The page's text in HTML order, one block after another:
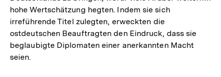
hohe Wertschätzung hegten. Indem sie sich
irreführende Titel zulegten, erweckten die
ostdeutschen Beauftragten den Eindruck, dass sie
beglaubigte Diplomaten einer anerkannten Macht
seien.